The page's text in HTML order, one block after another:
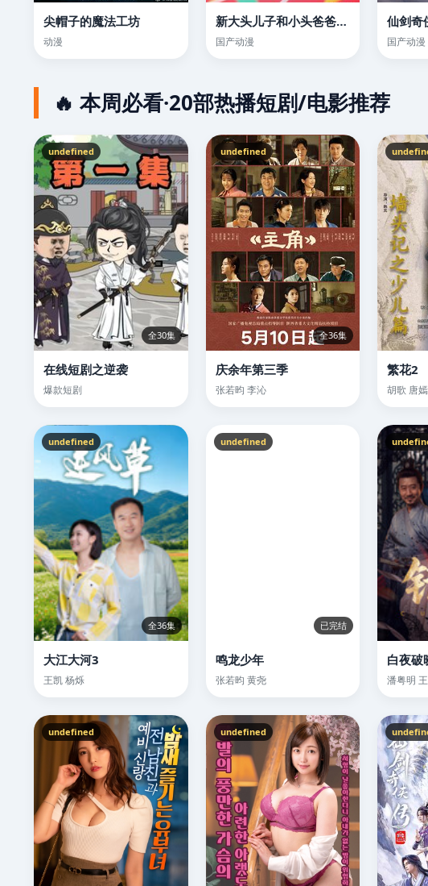
尖帽子的魔法工坊
动漫
新大头儿子和小头爸爸—— 运动中国行
国产动漫
仙剑奇
国产动漫
🔥 本周必看·20部热播短剧/电影推荐
undefined
全30集
在线短剧之逆袭
爆款短剧
undefined
全36集
庆余年第三季
张若昀 李沁
繁花2
胡歌 唐嫣
undefined
全36集
大江大河3
王凯 杨烁
undefined
已完结
鸣龙少年
张若昀 黄尧
白夜破
潘粤明
undefined undefined